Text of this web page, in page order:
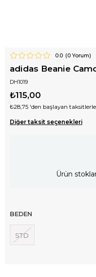
0.0 (0Yorum)
adidas Beanie
DH1019
₺115,00
₺28,75 'den başlayan taksitlerle
Diğer taksit seçenekleri
Ürün
BEDEN
STD